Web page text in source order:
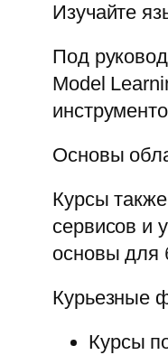
Изучайте
Под
Model
Основы
Курсы
сервисов и
основы для
Курьезные
Курсы